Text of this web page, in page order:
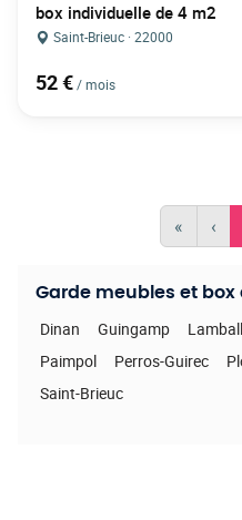
box individuelle de 4 m2
Saint-Brieuc · 22000
52 €/ mois
« ‹
Garde meubles et
Dinan Guingamp
Paimpol
Perros-Guirec
Saint-Brieuc